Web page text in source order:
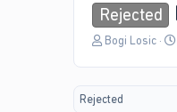
Rejected
T
a
Bogi Losic
Rejected